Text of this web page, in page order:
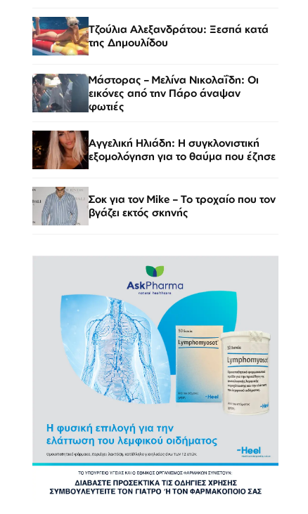
Τζούλια Αλεξανδράτου: Ξεσπά κατά
της Δημουλίδου
Μάστορας – Μελίνα Νικολαΐδη: Οι
εικόνες από την Πάρο άναψαν
φωτιές
Αγγελική Ηλιάδη: Η συγκλονιστική
εξομολόγηση για το θαύμα που έζησε
Σοκ για τον Mike – Το τροχαίο που τον
βγάζει εκτός σκηνής